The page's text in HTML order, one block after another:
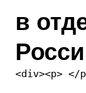
в
<div><p> </